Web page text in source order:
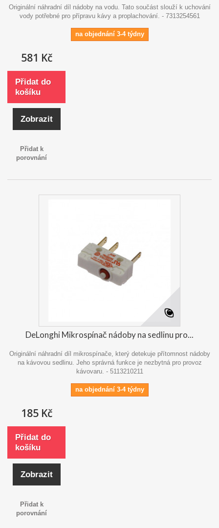
Originální náhradní díl nádoby na vodu. Tato součást slouží k uchování
vody potřebné pro přípravu kávy a proplachování. - 7313254561
na objednání 3-4 týdny
581 Kč
Přidat do
košíku
Zobrazit
Přidat k
porovnání
DeLonghi Mikrospínač nádoby na sedlinu pro...
Originální náhradní díl mikrospínače, který detekuje přítomnost nádoby
na kávovou sedlinu. Jeho správná funkce je nezbytná pro provoz
kávovaru. - 5113210211
na objednání 3-4 týdny
185 Kč
Přidat do
košíku
Zobrazit
Přidat k
porovnání